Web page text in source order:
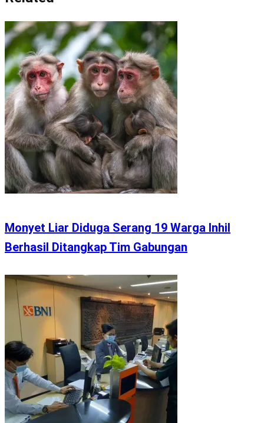
Monyet Liar Diduga Serang 19 Warga Inhil
Berhasil Ditangkap Tim Gabungan